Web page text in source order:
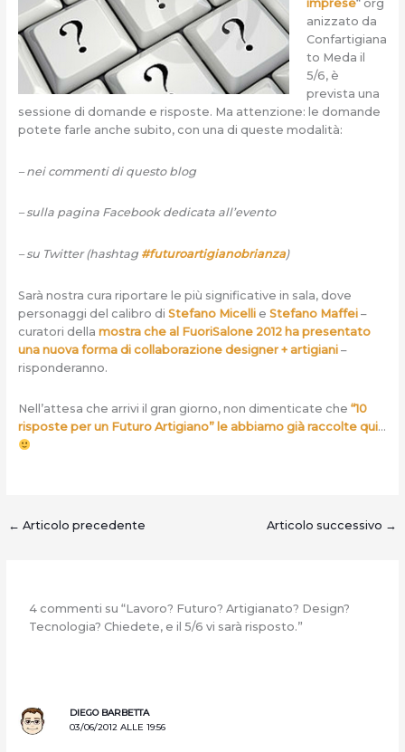
imprese“ org
anizzato da
Confartigiana
to Meda il
5/6, è
prevista una
sessione di domande e risposte. Ma attenzione: le domande
potete farle anche subito, con una di queste modalità:
– nei commenti di questo blog
– sulla pagina Facebook dedicata all’evento
– su Twitter (hashtag #futuroartigianobrianza)
Sarà nostra cura riportare le più significative in sala, dove
personaggi del calibro di Stefano Micellie Stefano Maffei–
curatori della mostra che al FuoriSalone 2012 ha presentato
una nuova forma di collaborazione designer + artigiani–
risponderanno.
Nell’attesa che arrivi il gran giorno, non dimenticate che “10
risposte per un Futuro Artigiano” le abbiamo già raccolte qui…
← Articolo precedente Articolo successivo →
4 commenti su “Lavoro? Futuro? Artigianato? Design?
Tecnologia? Chiedete, e il 5/6 vi sarà risposto.”
DIEGO BARBETTA
03/06/2012 ALLE 19:56